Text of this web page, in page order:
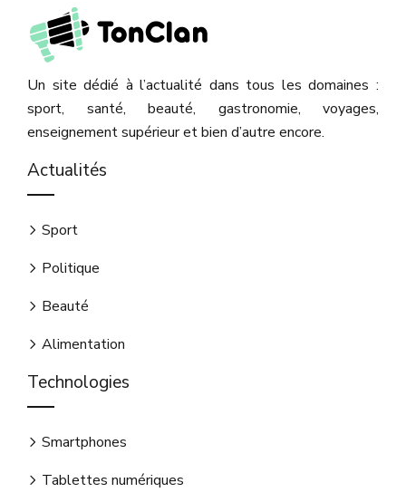
Un site dédié à l’actualité dans tous les domaines :
sport, santé, beauté, gastronomie, voyages,
enseignement supérieur et bien d’autre encore.
Actualités
Sport
Politique
Beauté
Alimentation
Technologies
Smartphones
Tablettes numériques